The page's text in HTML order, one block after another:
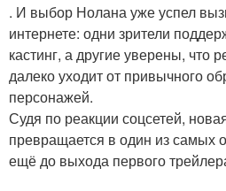
. И выбор Нолана уже успел
интернете: одни зрители
кастинг, а другие уверены, что
далеко уходит от привычного
персонажей.
Судя по реакции соцсетей,
превращается в один из
ещё до выхода первого